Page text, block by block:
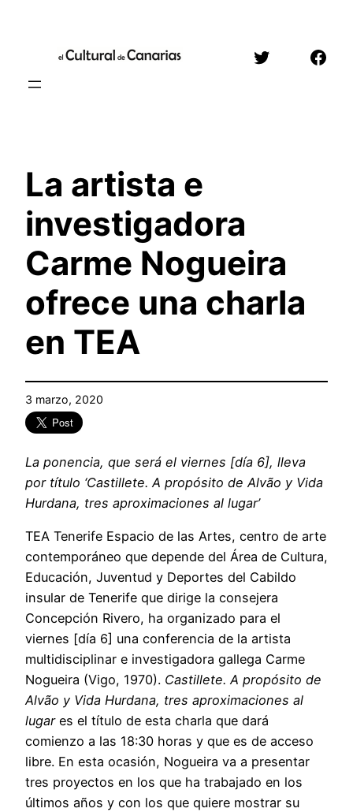
contenido
Twitter
La artista e
investigadora
Carme Nogueira
ofrece una charla
en TEA
3 marzo, 2020
La ponencia, que será el viernes [día 6], lleva
por título ‘Castillete. A propósito de Alvão y Vida
Hurdana, tres aproximaciones al lugar’
TEA Tenerife Espacio de las Artes, centro de arte
contemporáneo que depende del Área de Cultura,
Educación, Juventud y Deportes del Cabildo
insular de Tenerife que dirige la consejera
Concepción Rivero, ha organizado para el
viernes [día 6] una conferencia de la artista
multidisciplinar e investigadora gallega Carme
Nogueira (Vigo, 1970). Castillete. A propósito de
Alvão y Vida Hurdana, tres aproximaciones al
lugares el título de esta charla que dará
comienzo a las 18:30 horas y que es de acceso
libre. En esta ocasión, Nogueira va a presentar
tres proyectos en los que ha trabajado en los
últimos años y con los que quiere mostrar su